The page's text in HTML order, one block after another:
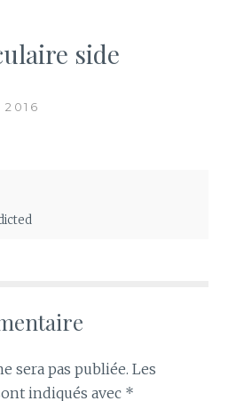
side
2016
sera pas publiée. Les
indiqués avec *